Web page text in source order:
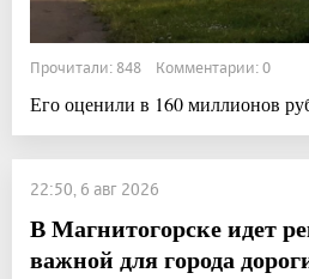
Прочитали: 848 Комментарии: 0
Его оценили в 160 миллионов
22:50, 6 авг 2026
В Магнитогорске идет
важной для города